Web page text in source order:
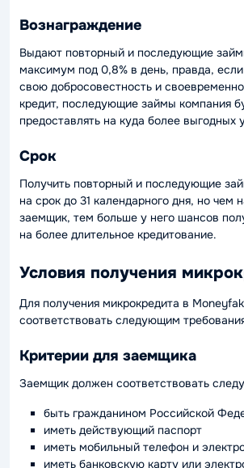
Вознаграждение
Выдают повторный и последующие
максимум под 0,8% в день, правда,
свою добросовестность и
кредит, последующие займы компания
предоставлять на куда более выгодных
Срок
Получить повторный и последующие
на срок до 31 календарного дня, но чем
заемщик, тем больше у него шансов
на более длительное кредитование.
Условия получения
Для получения микрокредита в
соответствовать следующим
Критерии для заемщика
Заемщик должен соответствовать
быть гражданином Российской
иметь действующий паспорт
иметь мобильный телефон и
иметь банковскую карту или